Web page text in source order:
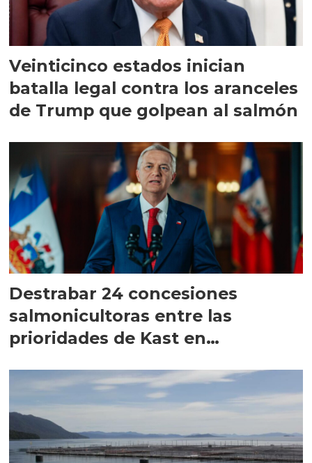
Veinticinco estados inician
batalla legal contra los aranceles
de Trump que golpean al salmón
Destrabar 24 concesiones
salmonicultoras entre las
prioridades de Kast en